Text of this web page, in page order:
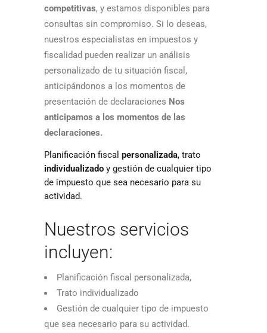
competitivas, y estamos disponibles para
consultas sin compromiso. Si lo deseas,
nuestros especialistas en impuestos y
fiscalidad pueden realizar un análisis
personalizado de tu situación fiscal,
anticipándonos a los momentos de
presentación de declaraciones Nos
anticipamos a los momentos de las
declaraciones.
Planificación fiscal personalizada, trato
individualizado y gestión de cualquier tipo
de impuesto que sea necesario para su
actividad.
Nuestros servicios
incluyen:
Planificación fiscal personalizada,
Trato individualizado
Gestión de cualquier tipo de impuesto
que sea necesario para su actividad.